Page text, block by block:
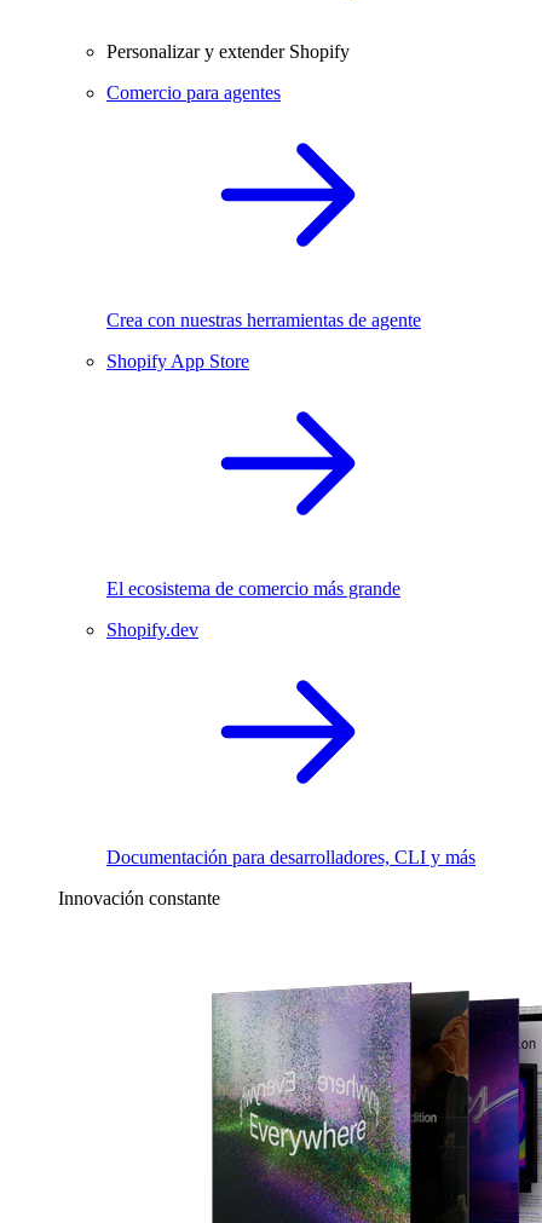
Personalizar y extender Shopify
Comercio para agentes
Crea con nuestras herramientas de agente
Shopify App Store
El ecosistema de comercio más grande
Shopify.dev
Documentación para desarrolladores, CLI y más
Innovación constante